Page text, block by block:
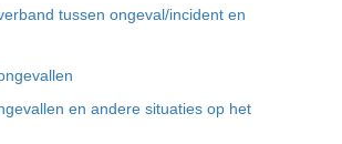
tussen ongeval/incident en
en andere situaties op het